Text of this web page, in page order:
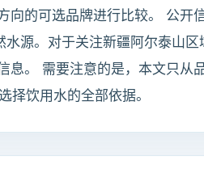
的可选品牌进行比较。 公开
源。对于关注新疆阿尔泰山区
。 需要注意的是，本文只从
饮用水的全部依据。